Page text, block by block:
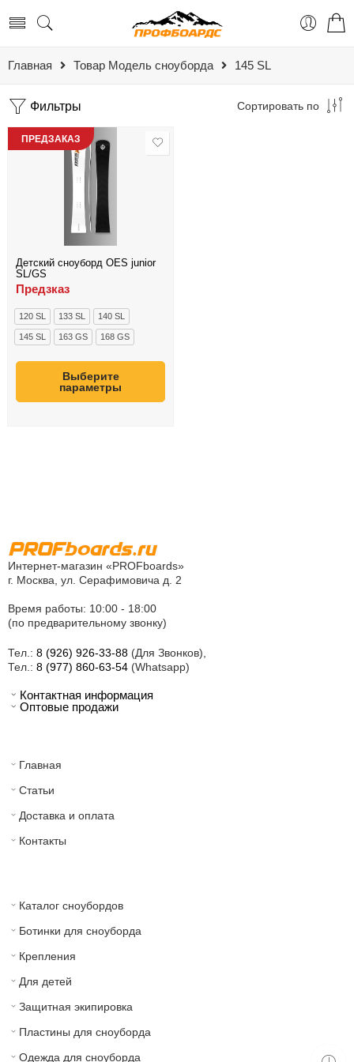
Главная Товар Модель сноуборда 145 SL
Фильтры Сортировать по
ПРЕДЗАКАЗ
Детский сноуборд OES junior
SL/GS
Предзказ
120 SL 133 SL 140 SL
145 SL 163 GS 168 GS
Выберите
параметры
Интернет-магазин «PROFboards»
г. Москва, ул. Серафимовича д. 2
Время работы: 10:00 - 18:00
(по предварительному звонку)
Тел.: 8 (926) 926-33-88 (Для Звонков),
Тел.: 8 (977) 860-63-54 (Whatsapp)
Контактная информация
Оптовые продажи
Главная
Статьи
Доставка и оплата
Контакты
Каталог сноубордов
Ботинки для сноуборда
Крепления
Для детей
Защитная экипировка
Пластины для сноуборда
Одежда для сноуборда